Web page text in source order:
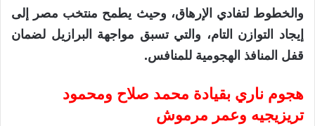
والخطوط لتفادي الإرهاق، وحيث يطمح منتخب مصر إلى
إيجاد التوازن التام، والتي تسبق مواجهة البرازيل لضمان
قفل المنافذ الهجومية للمنافس.
هجوم ناري بقيادة محمد صلاح ومحمود
تريزيجيه وعمر مرموش